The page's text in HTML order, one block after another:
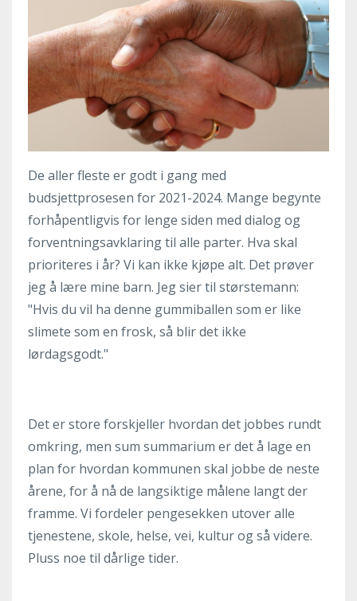
De aller fleste er godt i gang med
budsjettprosesen for 2021-2024. Mange begynte
forhåpentligvis for lenge siden med dialog og
forventningsavklaring til alle parter. Hva skal
prioriteres i år? Vi kan ikke kjøpe alt. Det prøver
jeg å lære mine barn. Jeg sier til størstemann:
"Hvis du vil ha denne gummiballen som er like
slimete som en frosk, så blir det ikke
lørdagsgodt."
Det er store forskjeller hvordan det jobbes rundt
omkring, men sum summarium er det å lage en
plan for hvordan kommunen skal jobbe de neste
årene, for å nå de langsiktige målene langt der
framme. Vi fordeler pengesekken utover alle
tjenestene, skole, helse, vei, kultur og så videre.
Pluss noe til dårlige tider.